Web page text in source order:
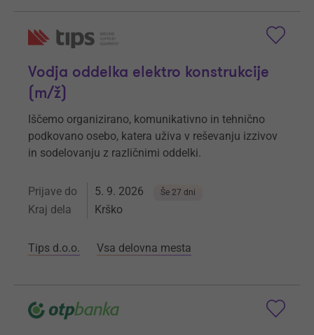
Vodja oddelka elektro konstrukcije
(m/ž)
Iščemo organizirano, komunikativno in tehnično
podkovano osebo, katera uživa v reševanju izzivov
in sodelovanju z različnimi oddelki.
Prijave do 5. 9. 2026 Še 27 dni
Kraj dela Krško
Tips d.o.o. Vsa delovna mesta